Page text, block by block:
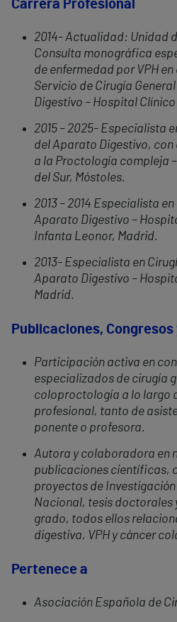
Carrera Profesional
2014- Actualidad: Unidad
Consulta monográfica
de enfermedad por VPH
Servicio de Cirugía
Digestivo – Hospital
2015 – 2025- Especialista
del Aparato Digestivo,
a la Proctología compleja
del Sur, Móstoles.
2013 – 2014 Especialista
Aparato Digestivo –
Infanta Leonor, Madrid.
2013- Especialista en
Aparato Digestivo –
Madrid.
Publicaciones, Congresos
Participación activa en
especializados de cirugía
coloproctología a lo largo
profesional, tanto de
ponente o profesora.
Autora y colaboradora en
publicaciones científicas,
proyectos de
Nacional, tesis doctorales
grado, todos ellos
digestiva, VPH y cáncer
Pertenece a
Asociación Española de